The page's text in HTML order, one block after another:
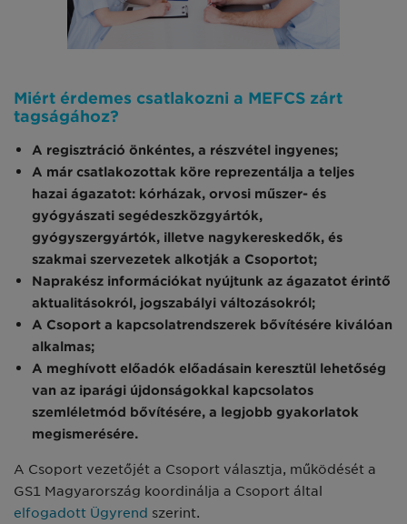
Miért érdemes csatlakozni a MEFCS zárt
tagságához?
A regisztráció önkéntes, a részvétel ingyenes;
A már csatlakozottak köre reprezentálja a teljes
hazai ágazatot: kórházak, orvosi műszer- és
gyógyászati segédeszközgyártók,
gyógyszergyártók, illetve nagykereskedők, és
szakmai szervezetek alkotják a Csoportot;
Naprakész információkat nyújtunk az ágazatot érintő
aktualitásokról, jogszabályi változásokról;
A Csoport a kapcsolatrendszerek bővítésére kiválóan
alkalmas;
A meghívott előadók előadásain keresztül lehetőség
van az iparági újdonságokkal kapcsolatos
szemléletmód bővítésére, a legjobb gyakorlatok
megismerésére.
A Csoport vezetőjét a Csoport választja, működését a
GS1 Magyarország koordinálja a Csoport által
elfogadott Ügyrend szerint.